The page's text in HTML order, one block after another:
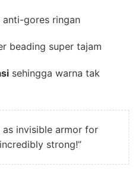
anti-gores ringan
beading super tajam
sehingga warna tak
as invisible armor for
strong!”